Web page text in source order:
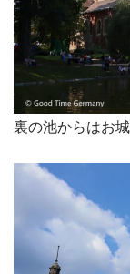
裏の池からはお